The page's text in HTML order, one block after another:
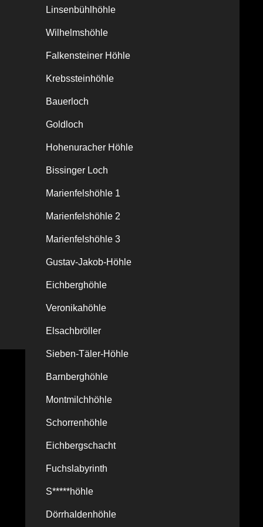
Linsenbühlhöhle
Wilhelmshöhle
Falkensteiner Höhle
Krebssteinhöhle
Bauerloch
Goldloch
Hohenuracher Höhle
Bissinger Loch
Marienfelshöhle 1
Marienfelshöhle 2
Marienfelshöhle 3
Gustav-Jakob-Höhle
Eichberghöhle
Veronikahöhle
Elsachbröller
Sieben-Täler-Höhle
Barnberghöhle
Montmilchhöhle
Schorrenhöhle
Eichbergschacht
Fuchslabyrinth
S*****höhle
Dörrhaldenhöhle